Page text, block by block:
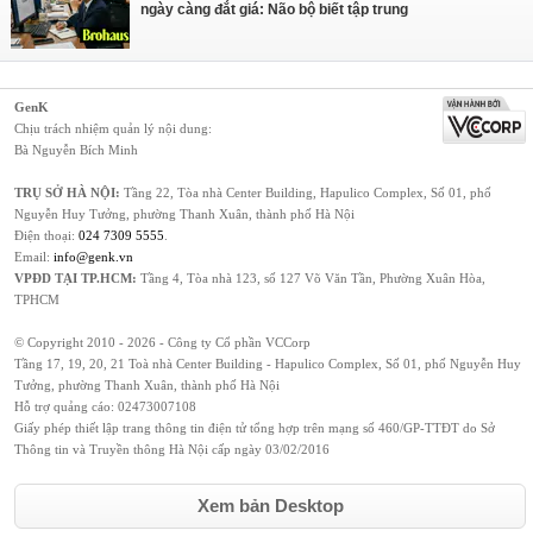
ngày càng đắt giá: Não bộ biết tập trung
GenK
Chịu trách nhiệm quản lý nội dung:
Bà Nguyễn Bích Minh
TRỤ SỞ HÀ NỘI: Tầng 22, Tòa nhà Center Building, Hapulico Complex, Số 01, phố
Nguyễn Huy Tưởng, phường Thanh Xuân, thành phố Hà Nội
Điện thoại: 024 7309 5555
Email: info@genk.vn
VPĐD TẠI TP.HCM: Tầng 4, Tòa nhà 123, số 127 Võ Văn Tần, Phường Xuân Hòa,
TPHCM
© Copyright 2010 - 2026 - Công ty Cổ phần VCCorp
Tầng 17, 19, 20, 21 Toà nhà Center Building - Hapulico Complex, Số 01, phố Nguyễn Huy
Tưởng, phường Thanh Xuân, thành phố Hà Nội
Hỗ trợ quảng cáo: 02473007108
Giấy phép thiết lập trang thông tin điện tử tổng hợp trên mạng số 460/GP-TTĐT do Sở
Thông tin và Truyền thông Hà Nội cấp ngày 03/02/2016
Xem bản Desktop